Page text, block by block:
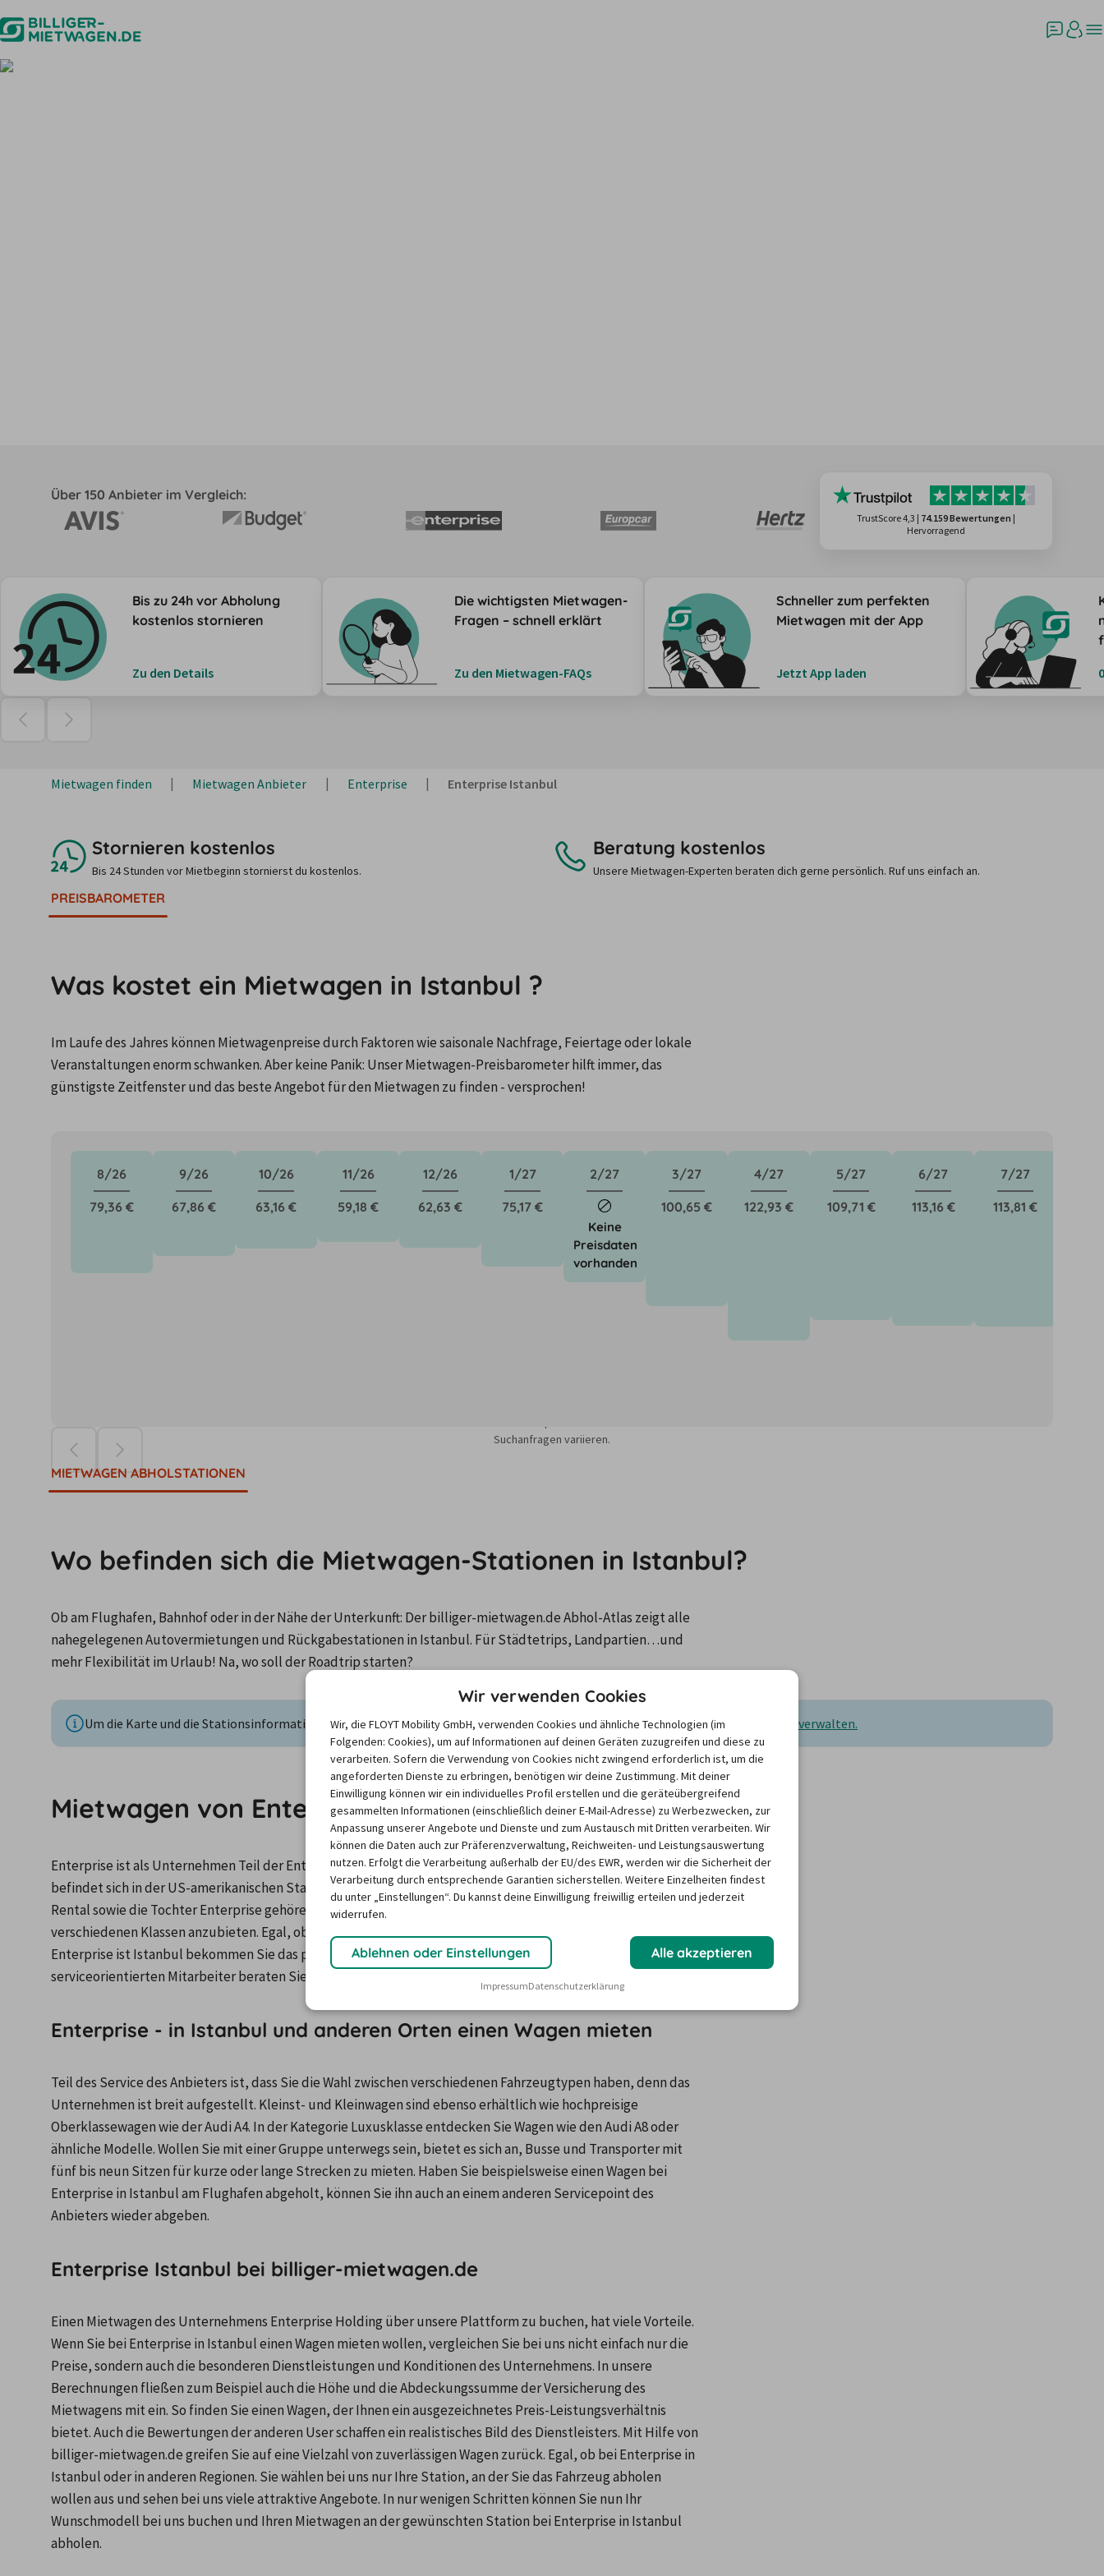
Über 150 Anbieter im Vergleich:
TrustScore 4,3 | 74.159 Bewertungen |
Hervorragend
Bis zu 24h vor Abholung
kostenlos stornieren
Zu den Details
Die wichtigsten Mietwagen-
Fragen – schnell erklärt
Zu den Mietwagen-FAQs
Schneller zum perfekten
Mietwagen mit der App
Jetzt App laden
Mietwagen finden Mietwagen Anbieter Enterprise Enterprise Istanbul
Stornieren kostenlos
Bis 24 Stunden vor Mietbeginn stornierst du kostenlos.
Beratung kostenlos
Unsere Mietwagen-Experten beraten dich gerne persönlich. Ruf uns einfach an.
PREISBAROMETER
Was kostet ein Mietwagen in Istanbul ?
Im Laufe des Jahres können Mietwagenpreise durch Faktoren wie saisonale Nachfrage, Feiertage oder lokale
Veranstaltungen enorm schwanken. Aber keine Panik: Unser Mietwagen-Preisbarometer hilft immer, das
günstigste Zeitfenster und das beste Angebot für den Mietwagen zu finden - versprochen!
8/26
79,36 €
9/26
67,86 €
10/26
63,16 €
11/26
59,18 €
12/26
62,63 €
1/27
75,17 €
2/27
Keine
Preisdaten
vorhanden
3/27
100,65 €
4/27
122,93 €
5/27
109,71 €
6/27
113,16 €
7/27
113,81 €
Suchanfragen variieren.
MIETWAGEN ABHOLSTATIONEN
Wo befinden sich die Mietwagen-Stationen in Istanbul?
Ob am Flughafen, Bahnhof oder in der Nähe der Unterkunft: Der billiger-mietwagen.de Abhol-Atlas zeigt alle
nahegelegenen Autovermietungen und Rückgabestationen in Istanbul. Für Städtetrips, Landpartien…und
mehr Flexibilität im Urlaub! Na, wo soll der Roadtrip starten?
Um die Karte und die Stationsinformationen anzuzeigen, aktiviere bitte Cookies.Klicke hier, um deine Cookie-Einstellungen zu verwalten.
Mietwagen von Enterprise Istanbul
Enterprise ist als Unternehmen Teil der Enterprise Gruppe für Autovermietungen. Der Hauptsitz der Firma
befindet sich in der US-amerikanischen Stadt Sankt Louis. Die Unternehmensgruppe, zu der National Car
Rental sowie die Tochter Enterprise gehören, ist dafür bekannt, in aller Welt hochwertige Mietwagen in
verschiedenen Klassen anzubieten. Egal, ob luxuriöses Auto oder praktischer Kombi, bei der Filiale von
Enterprise ist Istanbul bekommen Sie das passende Fahrzeug für einen Städte- oder Strandurlaub. Die
serviceorientierten Mitarbeiter beraten Sie, welches Auto zu Ihren Bedürfnissen passt.
Enterprise - in Istanbul und anderen Orten einen Wagen mieten
Teil des Service des Anbieters ist, dass Sie die Wahl zwischen verschiedenen Fahrzeugtypen haben, denn das
Unternehmen ist breit aufgestellt. Kleinst- und Kleinwagen sind ebenso erhältlich wie hochpreisige
Oberklassewagen wie der Audi A4. In der Kategorie Luxusklasse entdecken Sie Wagen wie den Audi A8 oder
ähnliche Modelle. Wollen Sie mit einer Gruppe unterwegs sein, bietet es sich an, Busse und Transporter mit
fünf bis neun Sitzen für kurze oder lange Strecken zu mieten. Haben Sie beispielsweise einen Wagen bei
Enterprise in Istanbul am Flughafen abgeholt, können Sie ihn auch an einem anderen Servicepoint des
Anbieters wieder abgeben.
Enterprise Istanbul bei billiger-mietwagen.de
Einen Mietwagen des Unternehmens Enterprise Holding über unsere Plattform zu buchen, hat viele Vorteile.
Wenn Sie bei Enterprise in Istanbul einen Wagen mieten wollen, vergleichen Sie bei uns nicht einfach nur die
Preise, sondern auch die besonderen Dienstleistungen und Konditionen des Unternehmens. In unsere
Berechnungen fließen zum Beispiel auch die Höhe und die Abdeckungssumme der Versicherung des
Mietwagens mit ein. So finden Sie einen Wagen, der Ihnen ein ausgezeichnetes Preis-Leistungsverhältnis
bietet. Auch die Bewertungen der anderen User schaffen ein realistisches Bild des Dienstleisters. Mit Hilfe von
billiger-mietwagen.de greifen Sie auf eine Vielzahl von zuverlässigen Wagen zurück. Egal, ob bei Enterprise in
Istanbul oder in anderen Regionen. Sie wählen bei uns nur Ihre Station, an der Sie das Fahrzeug abholen
wollen aus und sehen bei uns viele attraktive Angebote. In nur wenigen Schritten können Sie nun Ihr
Wunschmodell bei uns buchen und Ihren Mietwagen an der gewünschten Station bei Enterprise in Istanbul
abholen.
Wir verwenden Cookies
Wir, die FLOYT Mobility GmbH, verwenden Cookies und ähnliche Technologien (im
Folgenden: Cookies), um auf Informationen auf deinen Geräten zuzugreifen und diese zu
verarbeiten. Sofern die Verwendung von Cookies nicht zwingend erforderlich ist, um die
angeforderten Dienste zu erbringen, benötigen wir deine Zustimmung. Mit deiner
Einwilligung können wir ein individuelles Profil erstellen und die geräteübergreifend
gesammelten Informationen (einschließlich deiner E-Mail-Adresse) zu Werbezwecken, zur
Anpassung unserer Angebote und Dienste und zum Austausch mit Dritten verarbeiten. Wir
können die Daten auch zur Präferenzverwaltung, Reichweiten- und Leistungsauswertung
nutzen. Erfolgt die Verarbeitung außerhalb der EU/des EWR, werden wir die Sicherheit der
Verarbeitung durch entsprechende Garantien sicherstellen. Weitere Einzelheiten findest
du unter „Einstellungen“. Du kannst deine Einwilligung freiwillig erteilen und jederzeit
widerrufen.
Ablehnen oder Einstellungen Alle akzeptieren
ImpressumDatenschutzerklärung